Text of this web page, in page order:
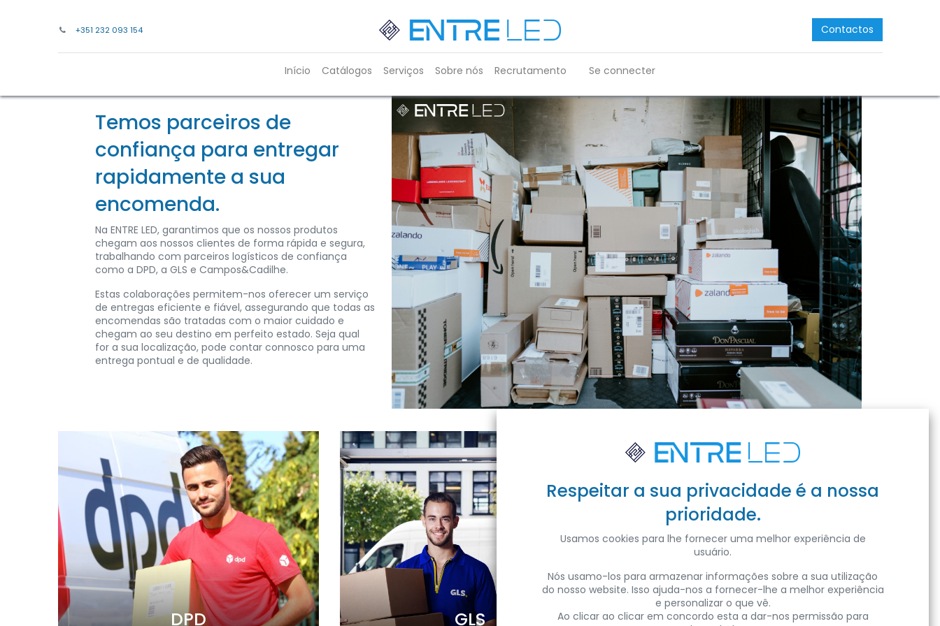
+351 232 093 154 Contactos
Início Catálogos Serviços Sobre nós Recrutamento Se connecter
Temos parceiros de
confiança para entregar
rapidamente a sua
encomenda.
Na ENTRE LED, garantimos que os nossos produtos
chegam aos nossos clientes de forma rápida e segura,
trabalhando com parceiros logísticos de confiança
como a DPD, a GLS e Campos&Cadilhe.
Estas colaborações permitem-nos oferecer um serviço
de entregas eficiente e fiável, assegurando que todas as
encomendas são tratadas com o maior cuidado e
chegam ao seu destino em perfeito estado. Seja qual
for a sua localização, pode contar connosco para uma
entrega pontual e de qualidade.
DPD GLS Campos & Cadilhe
Respeitar a sua privacidade é a nossa
prioridade.
Usamos cookies para lhe fornecer uma melhor experiência de
usuário.
Nós usamo-los para armazenar informações sobre a sua utilização
do nosso website. Isso ajuda-nos a fornecer-lhe a melhor experiência
e personalizar o que vê.
Ao clicar ao clicar em concordo esta a dar-nos permissão para